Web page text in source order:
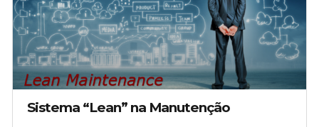
Sistema “Lean” na Manutenção